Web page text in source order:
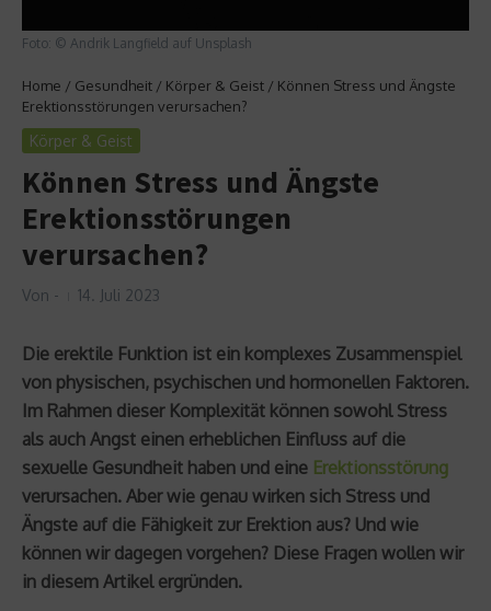
Foto: © Andrik Langfield auf Unsplash
Home / Gesundheit / Körper & Geist / Können Stress und Ängste
Erektionsstörungen verursachen?
Körper & Geist
Können Stress und Ängste
Erektionsstörungen
verursachen?
Von - 14. Juli 2023
Die erektile Funktion ist ein komplexes Zusammenspiel
von physischen, psychischen und hormonellen Faktoren.
Im Rahmen dieser Komplexität können sowohl Stress
als auch Angst einen erheblichen Einfluss auf die
sexuelle Gesundheit haben und eine Erektionsstörung
verursachen. Aber wie genau wirken sich Stress und
Ängste auf die Fähigkeit zur Erektion aus? Und wie
können wir dagegen vorgehen? Diese Fragen wollen wir
in diesem Artikel ergründen.